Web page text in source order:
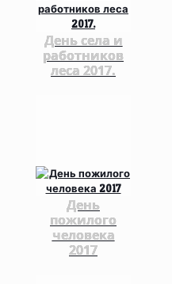
День села и
работников
леса 2017.
День
пожилого
человека
2017